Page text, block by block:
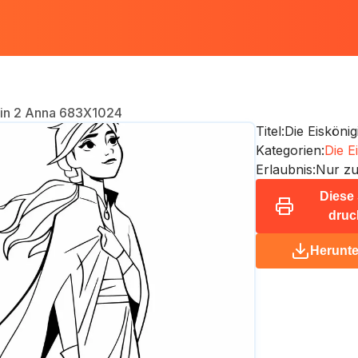
2 Anna 683X1024
Titel:Die
Kategorien:Die
Erlaubnis:Nur
Diese